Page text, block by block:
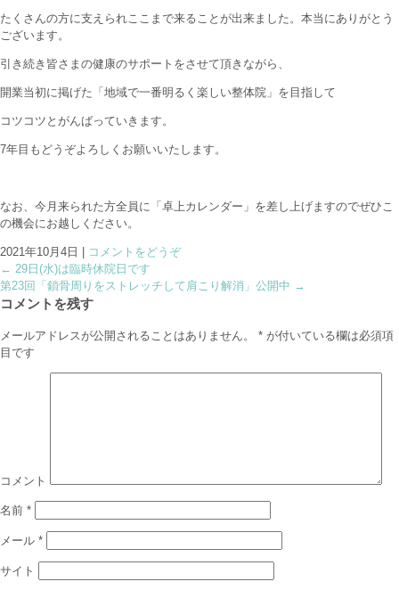
たくさんの方に支えられここまで来ることが出来ました。本当にありがとう
ございます。
引き続き皆さまの健康のサポートをさせて頂きながら、
開業当初に掲げた「地域で一番明るく楽しい整体院」を目指して
コツコツとがんばっていきます。
7年目もどうぞよろしくお願いいたします。
なお、今月来られた方全員に「卓上カレンダー」を差し上げますのでぜひこ
の機会にお越しください。
2021年10月4日
コメントをどうぞ
← 29日(水)は臨時休院日です
第23回「鎖骨周りをストレッチして肩こり解消」公開中 →
コメントを残す
メールアドレスが公開されることはありません。 * が付いている欄は必須項
目です
コメント
名前 *
メール *
サイト